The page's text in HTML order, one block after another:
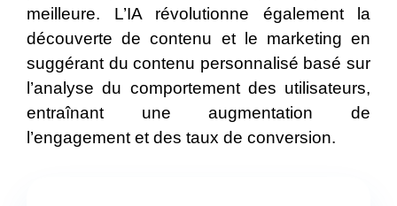
meilleure. L’IA révolutionne également la
découverte de contenu et le marketing en
suggérant du contenu personnalisé basé sur
l’analyse du comportement des utilisateurs,
entraînant une augmentation de
l’engagement et des taux de conversion.